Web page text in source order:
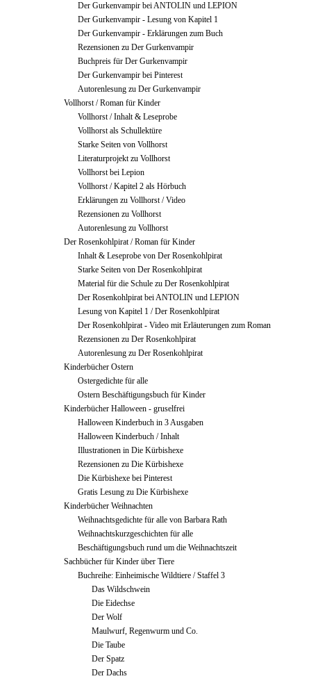
Der Gurkenvampir bei ANTOLIN und LEPION
Der Gurkenvampir - Lesung von Kapitel 1
Der Gurkenvampir - Erklärungen zum Buch
Rezensionen zu Der Gurkenvampir
Buchpreis für Der Gurkenvampir
Der Gurkenvampir bei Pinterest
Autorenlesung zu Der Gurkenvampir
Vollhorst / Roman für Kinder
Vollhorst / Inhalt & Leseprobe
Vollhorst als Schullektüre
Starke Seiten von Vollhorst
Literaturprojekt zu Vollhorst
Vollhorst bei Lepion
Vollhorst / Kapitel 2 als Hörbuch
Erklärungen zu Vollhorst / Video
Rezensionen zu Vollhorst
Autorenlesung zu Vollhorst
Der Rosenkohlpirat / Roman für Kinder
Inhalt & Leseprobe von Der Rosenkohlpirat
Starke Seiten von Der Rosenkohlpirat
Material für die Schule zu Der Rosenkohlpirat
Der Rosenkohlpirat bei ANTOLIN und LEPION
Lesung von Kapitel 1 / Der Rosenkohlpirat
Der Rosenkohlpirat - Video mit Erläuterungen zum Roman
Rezensionen zu Der Rosenkohlpirat
Autorenlesung zu Der Rosenkohlpirat
Kinderbücher Ostern
Ostergedichte für alle
Ostern Beschäftigungsbuch für Kinder
Kinderbücher Halloween - gruselfrei
Halloween Kinderbuch in 3 Ausgaben
Halloween Kinderbuch / Inhalt
Illustrationen in Die Kürbishexe
Rezensionen zu Die Kürbishexe
Die Kürbishexe bei Pinterest
Gratis Lesung zu Die Kürbishexe
Kinderbücher Weihnachten
Weihnachtsgedichte für alle von Barbara Rath
Weihnachtskurzgeschichten für alle
Beschäftigungsbuch rund um die Weihnachtszeit
Sachbücher für Kinder über Tiere
Buchreihe: Einheimische Wildtiere / Staffel 3
Das Wildschwein
Die Eidechse
Der Wolf
Maulwurf, Regenwurm und Co.
Die Taube
Der Spatz
Der Dachs